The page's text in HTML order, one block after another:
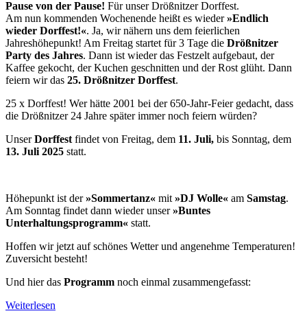
Pause von der Pause! Für unser Drößnitzer Dorffest.
Am nun kommenden Wochenende heißt es wieder»Endlich
wieder Dorffest!«. Ja, wir nähern uns dem feierlichen
Jahreshöhepunkt! Am Freitag startet für 3 Tage die Drößnitzer
Party des Jahres. Dann ist wieder das Festzelt aufgebaut, der
Kaffee gekocht, der Kuchen geschnitten und der Rost glüht. Dann
feiern wir das 25. Drößnitzer Dorffest.
25 x Dorffest! Wer hätte 2001 bei der 650-Jahr-Feier gedacht, dass
die Drößnitzer 24 Jahre später immer noch feiern würden?
UnserDorffestfindet von Freitag, dem 11. Juli, bis Sonntag, dem
13. Juli 2025 statt.
Höhepunkt ist der»Sommertanz« mit»DJ Wolle« am Samstag.
Am Sonntag findet dann wieder unser»Buntes
Unterhaltungsprogramm« statt.
Hoffen wir jetzt auf schönes Wetter und angenehme Temperaturen!
Zuversicht besteht!
Und hier das Programm noch einmal zusammengefasst:
Weiterlesen